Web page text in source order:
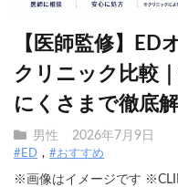
【医師監修】ED
クリニック比較
にくさまで徹底
男性 2026年7月9日
#ED #おすすめ
※画像はイメージです